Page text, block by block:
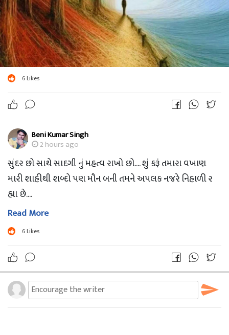
6Likes
Beni Kumar Singh
2 hours ago
સુંદર છો સાથે સાદગી નું મહત્વ રાખો છો.... શું કરૂં તમારા વખાણ
મારી શાહીથી શબ્દો પણ મૌન બની તમને અપલક નજરે નિહાળી ર
હ્યા છે....
Read More
6Likes